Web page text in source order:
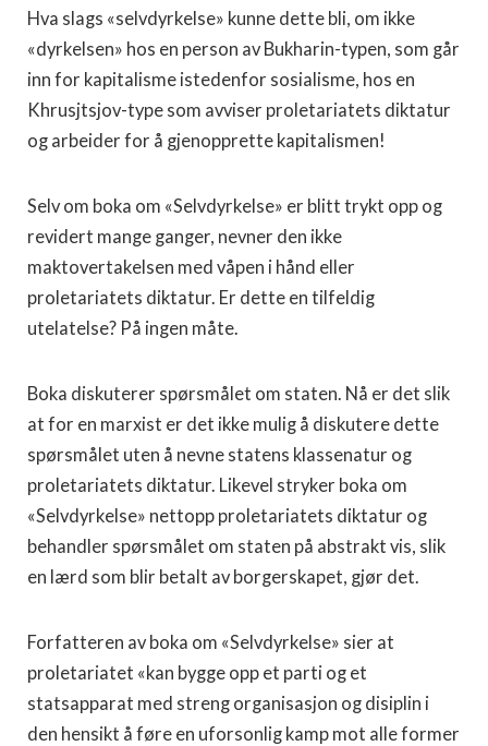
Hva slags «selvdyrkelse» kunne dette bli, om ikke
«dyrkelsen» hos en person av Bukharin-typen, som går
inn for kapitalisme istedenfor sosialisme, hos en
Khrusjtsjov-type som avviser proletariatets diktatur
og arbeider for å gjenopprette kapitalismen!
Selv om boka om «Selvdyrkelse» er blitt trykt opp og
revidert mange ganger, nevner den ikke
maktovertakelsen med våpen i hånd eller
proletariatets diktatur. Er dette en tilfeldig
utelatelse? På ingen måte.
Boka diskuterer spørsmålet om staten. Nå er det slik
at for en marxist er det ikke mulig å diskutere dette
spørsmålet uten å nevne statens klassenatur og
proletariatets diktatur. Likevel stryker boka om
«Selvdyrkelse» nettopp proletariatets diktatur og
behandler spørsmålet om staten på abstrakt vis, slik
en lærd som blir betalt av borgerskapet, gjør det.
Forfatteren av boka om «Selvdyrkelse» sier at
proletariatet «kan bygge opp et parti og et
statsapparat med streng organisasjon og disiplin i
den hensikt å føre en uforsonlig kamp mot alle former